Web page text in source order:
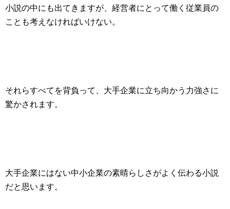
小説の中にも出てきますが、 経営者にとって働く従業員の
ことも考えなければいけない。
それらすべてを背負って、 大手企業に立ち向かう力強さ に
驚かされます。
大手企業にはない中小企業の素晴らしさがよく伝わる小説
だと思います。